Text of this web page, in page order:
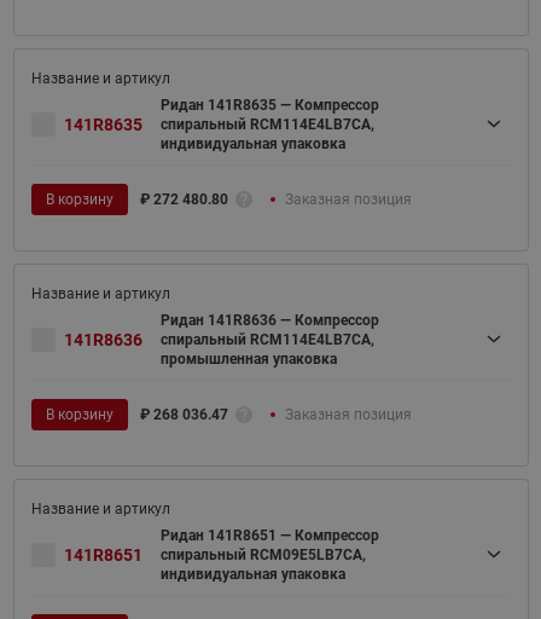
141R8635
Ридан 141R8635 — Компрессор
спиральный RCM114E4LB7CA,
индивидуальная упаковка
В корзину ₽ 272 480.80 Заказная позиция
141R8636
Ридан 141R8636 — Компрессор
спиральный RCM114E4LB7CA,
промышленная упаковка
В корзину ₽ 268 036.47 Заказная позиция
141R8651
Ридан 141R8651 — Компрессор
спиральный RCM09E5LB7CA,
индивидуальная упаковка